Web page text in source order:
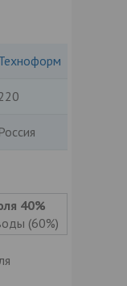
Россия
40%
(60%)